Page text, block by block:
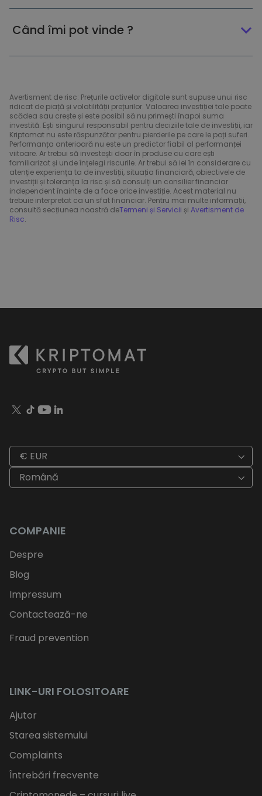
Când îmi pot vinde ?
Avertisment de risc: Prețurile activelor digitale sunt supuse unui risc
ridicat de piață și volatilității prețurilor. Valoarea investiției tale poate
scădea sau crește și este posibil să nu primești înapoi suma
investită. Ești singurul responsabil pentru deciziile tale de investiții, iar
Kriptomat nu este răspunzător pentru pierderile pe care le poți suferi.
Performanța anterioară nu este un predictor fiabil al performanței
viitoare. Ar trebui să investești doar în produse cu care ești
familiarizat și unde înțelegi riscurile. Ar trebui să iei în considerare cu
atenție experiența ta de investiții, situația financiară, obiectivele de
investiții și toleranța la risc și să consulți un consilier financiar
independent înainte de a face orice investiție. Acest material nu
trebuie interpretat ca un sfat financiar. Pentru mai multe informații,
consultă secțiunea noastră deTermeni și Servicii și Avertisment de
Risc.
€ EUR
Română
COMPANIE
Despre
Blog
Impressum
Contactează-ne
Fraud prevention
LINK-URI FOLOSITOARE
Ajutor
Starea sistemului
Complaints
Întrebări frecvente